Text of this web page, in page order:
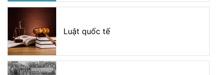
Luật quốc tế